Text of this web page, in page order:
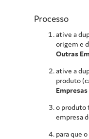
Processo
ative a
origem e
Outras
ative a
produto
Empresas
o produto
empresa
para que